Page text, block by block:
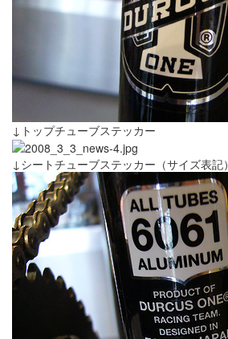
↓トップチューブステッカー
↓シートチューブステッカー（サイズ表記）